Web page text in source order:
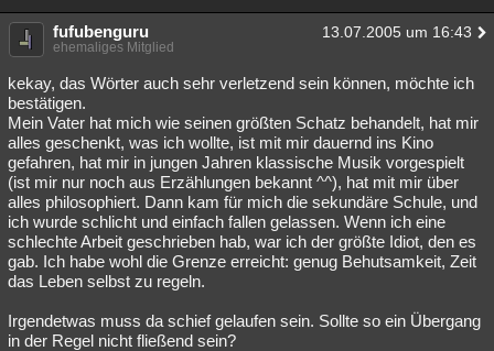
fufubenguru 13.07.2005 um 16:43
ehemaliges Mitglied
kekay, das Wörter auch sehr verletzend sein können, möchte ich
bestätigen.
Mein Vater hat mich wie seinen größten Schatz behandelt, hat mir
alles geschenkt, was ich wollte, ist mit mir dauernd ins Kino
gefahren, hat mir in jungen Jahren klassische Musik vorgespielt
(ist mir nur noch aus Erzählungen bekannt ^^), hat mit mir über
alles philosophiert. Dann kam für mich die sekundäre Schule, und
ich wurde schlicht und einfach fallen gelassen. Wenn ich eine
schlechte Arbeit geschrieben hab, war ich der größte Idiot, den es
gab. Ich habe wohl die Grenze erreicht: genug Behutsamkeit, Zeit
das Leben selbst zu regeln.
Irgendetwas muss da schief gelaufen sein. Sollte so ein Übergang
in der Regel nicht fließend sein?